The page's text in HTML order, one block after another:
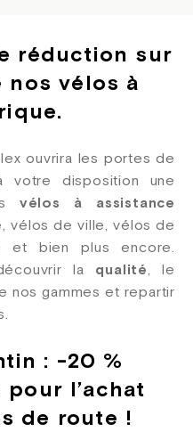
réduction sur
nos vélos à
ouvrira les portes de
votre disposition une
vélos à assistance
vélos de ville, vélos de
et bien plus encore.
la qualité, le
nos gammes et repartir
: -20 %
l’achat
de route !